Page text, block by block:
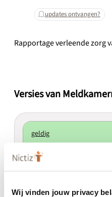
Wij vinden jouw privacy
updates ontvangen?
Rapportage verleende zorg
Versies van
geldig
Meldkamerrapportage (MKA →